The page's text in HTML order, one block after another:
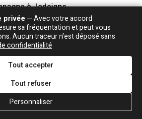
2022 2021 2020 2019 2018 2017
à Jodoigne
1995
mai 1995
Libre / Le Havre Presse, 22 mai 1995
du succès
privée — Avec votre accord
sa fréquentation et peut vous
Aucun traceur n’est déposé sans
confidentialité
Tout accepter
Tout refuser
Personnaliser